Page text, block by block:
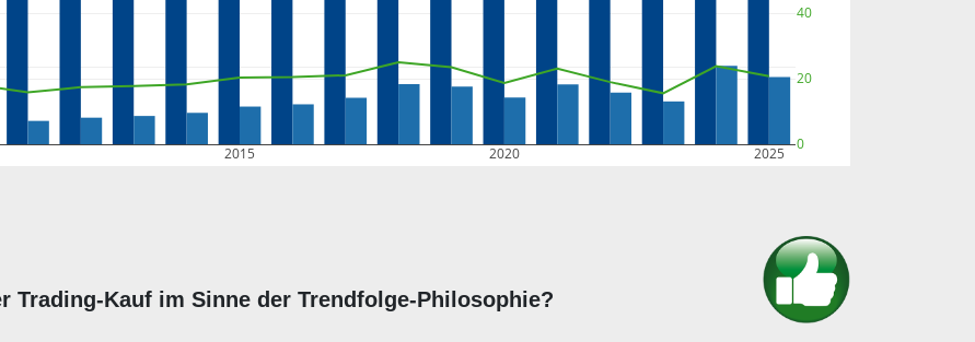
2015 2020 2025
0
20
40
Trading-Kauf im Sinne der Trendfolge-Philosophie?